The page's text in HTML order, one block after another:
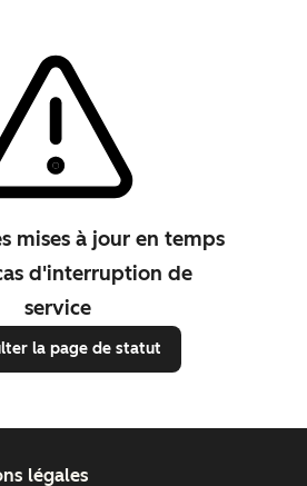
mises à jour en temps
d'interruption de
service
la page de statut
légales